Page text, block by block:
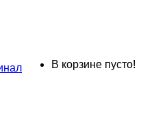
В корзине пусто!